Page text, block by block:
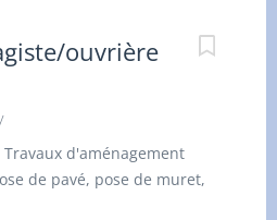
ouvrière
d'aménagement
de pavé, pose de muret,